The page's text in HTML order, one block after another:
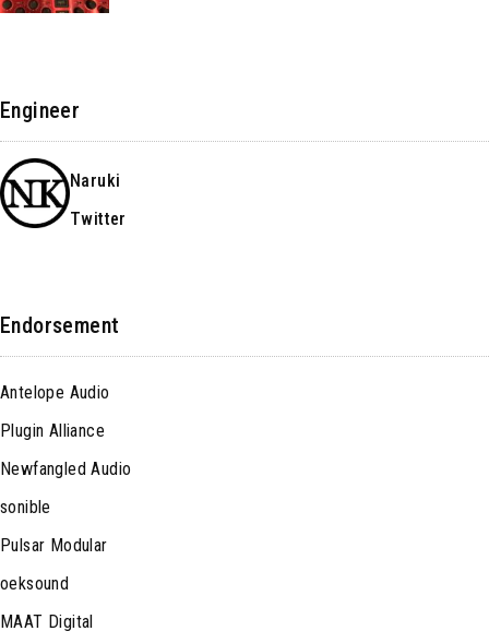
Engineer
Naruki
Twitter
Endorsement
Antelope Audio
Plugin Alliance
Newfangled Audio
sonible
Pulsar Modular
oeksound
MAAT Digital